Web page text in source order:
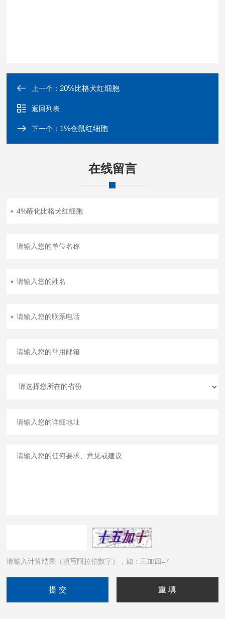
上一个： 20%比格犬红细胞
返回列表
下一个： 1%仓鼠红细胞
在线留言
请输入计算结果（填写阿拉伯数字），如：三加四=7